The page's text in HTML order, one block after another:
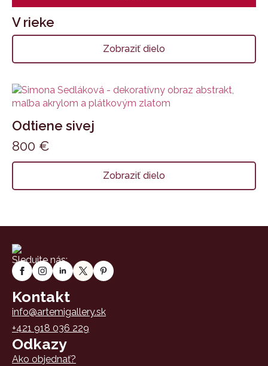
V rieke
Zobraziť dielo
Odtiene sivej
800 €
Zobraziť dielo
Sledujte nás:
Kontakt
info@artemigallery.sk
+421 918 036 229
Odkazy
Ako objednať?